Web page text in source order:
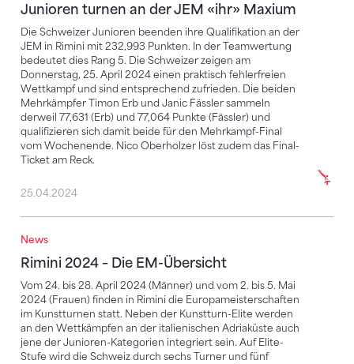
Junioren turnen an der JEM «ihr» Maxium
Die Schweizer Junioren beenden ihre Qualifikation an der
JEM in Rimini mit 232,993 Punkten. In der Teamwertung
bedeutet dies Rang 5. Die Schweizer zeigen am
Donnerstag, 25. April 2024 einen praktisch fehlerfreien
Wettkampf und sind entsprechend zufrieden. Die beiden
Mehrkämpfer Timon Erb und Janic Fässler sammeln
derweil 77,631 (Erb) und 77,064 Punkte (Fässler) und
qualifizieren sich damit beide für den Mehrkampf-Final
vom Wochenende. Nico Oberholzer löst zudem das Final-
Ticket am Reck.
25.04.2024
News
Rimini 2024 – Die EM-Übersicht
Vom 24. bis 28. April 2024 (Männer) und vom 2. bis 5. Mai
2024 (Frauen) finden in Rimini die Europameisterschaften
im Kunstturnen statt. Neben der Kunstturn-Elite werden
an den Wettkämpfen an der italienischen Adriaküste auch
jene der Junioren-Kategorien integriert sein. Auf Elite-
Stufe wird die Schweiz durch sechs Turner und fünf
Rimini 2024 – Die EM-Übersicht